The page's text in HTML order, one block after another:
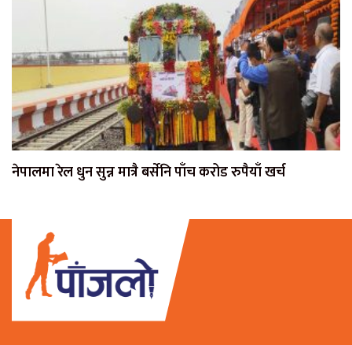
नेपालमा रेल धुन सुन्न मात्रै बर्सेनि पाँच करोड रुपैयाँ खर्च